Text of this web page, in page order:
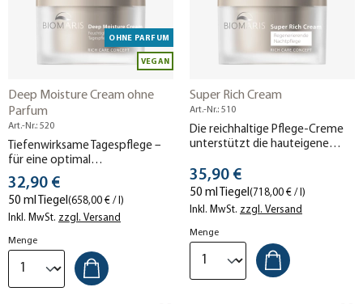
OHNE PARFUM
VEGAN
Deep Moisture Cream ohne
Parfum
Art.-Nr.: 520
Tiefenwirksame Tagespflege –
für eine optimal
durchfeuchtete Haut. Ohne
Parfum.
Stückpreis
32,90 €
50 ml Tiegel(658,00 € / l)
Inkl. MwSt. zzgl. Versand
Menge
Super Rich Cream
Art.-Nr.: 510
Die reichhaltige Pflege-Creme
unterstützt die hauteigene
regeneriert die Haut über Nacht
und spendet spürbar
Feuchtigkeit.
Stückpreis
35,90 €
50 ml Tiegel(718,00 € / l)
Inkl. MwSt. zzgl. Versand
Menge